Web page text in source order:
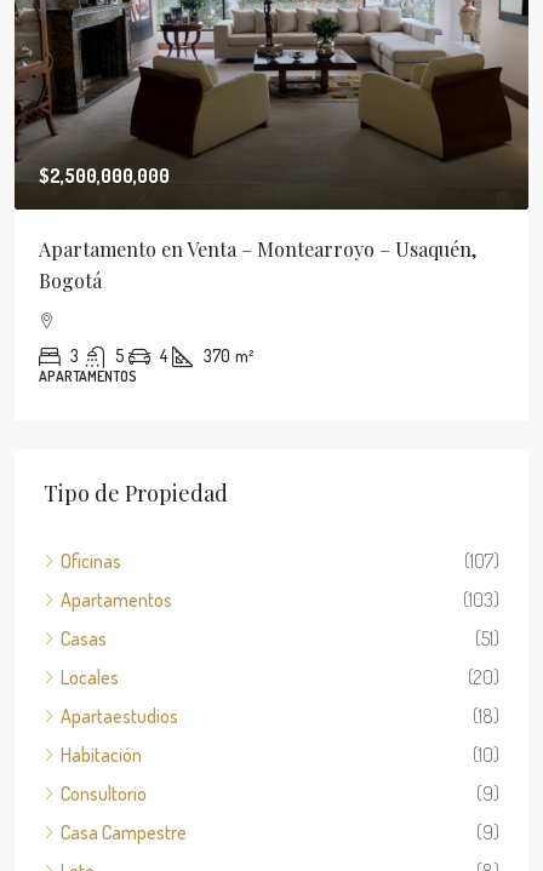
$2,500,000,000
Apartamento en Venta – Montearroyo – Usaquén,
Bogotá
3 5 4 370 m²
APARTAMENTOS
Tipo de Propiedad
Oficinas
(107)
Apartamentos
(103)
Casas
(51)
Locales
(20)
Apartaestudios
(18)
Habitación
(10)
Consultorio
(9)
Casa Campestre
(9)